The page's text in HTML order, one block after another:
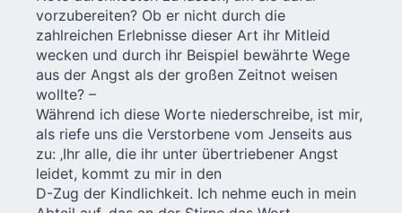
vorzubereiten? Ob er nicht durch die
zahlreichen Erlebnisse dieser Art ihr Mitleid
wecken und durch ihr Beispiel bewährte Wege
aus der Angst als der großen Zeitnot weisen
wollte? –
Während ich diese Worte niederschreibe, ist mir,
als riefe uns die Verstorbene vom Jenseits aus
zu: ‚Ihr alle, die ihr unter übertriebener Angst
leidet, kommt zu mir in den
D-Zug der Kindlichkeit. Ich nehme euch in mein